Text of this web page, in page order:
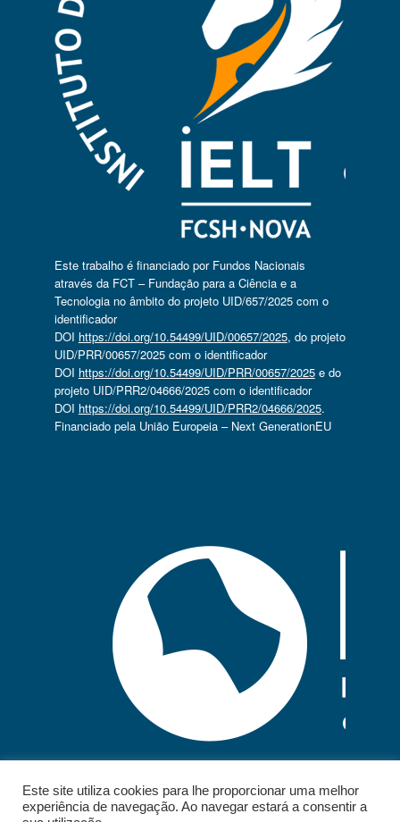
Este trabalho é financiado por Fundos Nacionais
através da FCT – Fundação para a Ciência e a
Tecnologia no âmbito do projeto UID/657/2025 com o
identificador
DOI https://doi.org/10.54499/UID/00657/2025, do projeto
UID/PRR/00657/2025 com o identificador
DOI https://doi.org/10.54499/UID/PRR/00657/2025e do
projeto UID/PRR2/04666/2025 com o identificador
DOI https://doi.org/10.54499/UID/PRR2/04666/2025.
Financiado pela União Europeia – Next GenerationEU
Este site utiliza cookies para lhe proporcionar uma melhor
experiência de navegação. Ao navegar estará a consentir a